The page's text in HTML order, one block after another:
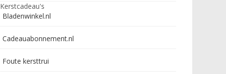
Kerstcadeau's
Bladenwinkel.nl
Cadeauabonnement.nl
Foute kersttrui